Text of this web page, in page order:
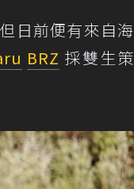
日前便有來自海
BRZ 採雙生策